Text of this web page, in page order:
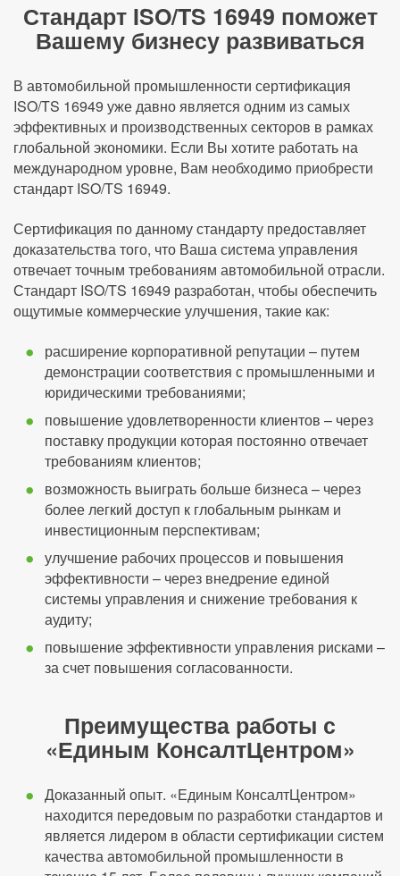
Стандарт ISO/TS 16949 поможет
Вашему бизнесу развиваться
В автомобильной промышленности сертификация
ISO/TS 16949 уже давно является одним из самых
эффективных и производственных секторов в рамках
глобальной экономики. Если Вы хотите работать на
международном уровне, Вам необходимо приобрести
стандарт ISO/TS 16949.
Сертификация по данному стандарту предоставляет
доказательства того, что Ваша система управления
отвечает точным требованиям автомобильной отрасли.
Стандарт ISO/TS 16949 разработан, чтобы обеспечить
ощутимые коммерческие улучшения, такие как:
расширение корпоративной репутации – путем
демонстрации соответствия с промышленными и
юридическими требованиями;
повышение удовлетворенности клиентов – через
поставку продукции которая постоянно отвечает
требованиям клиентов;
возможность выиграть больше бизнеса – через
более легкий доступ к глобальным рынкам и
инвестиционным перспективам;
улучшение рабочих процессов и повышения
эффективности – через внедрение единой
системы управления и снижение требования к
аудиту;
повышение эффективности управления рисками –
за счет повышения согласованности.
Преимущества работы с
«Единым КонсалтЦентром»
Доказанный опыт. «Единым КонсалтЦентром»
находится передовым по разработки стандартов и
является лидером в области сертификации систем
качества автомобильной промышленности в